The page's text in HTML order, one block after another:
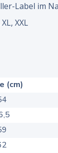
Label im
XXL
(cm)